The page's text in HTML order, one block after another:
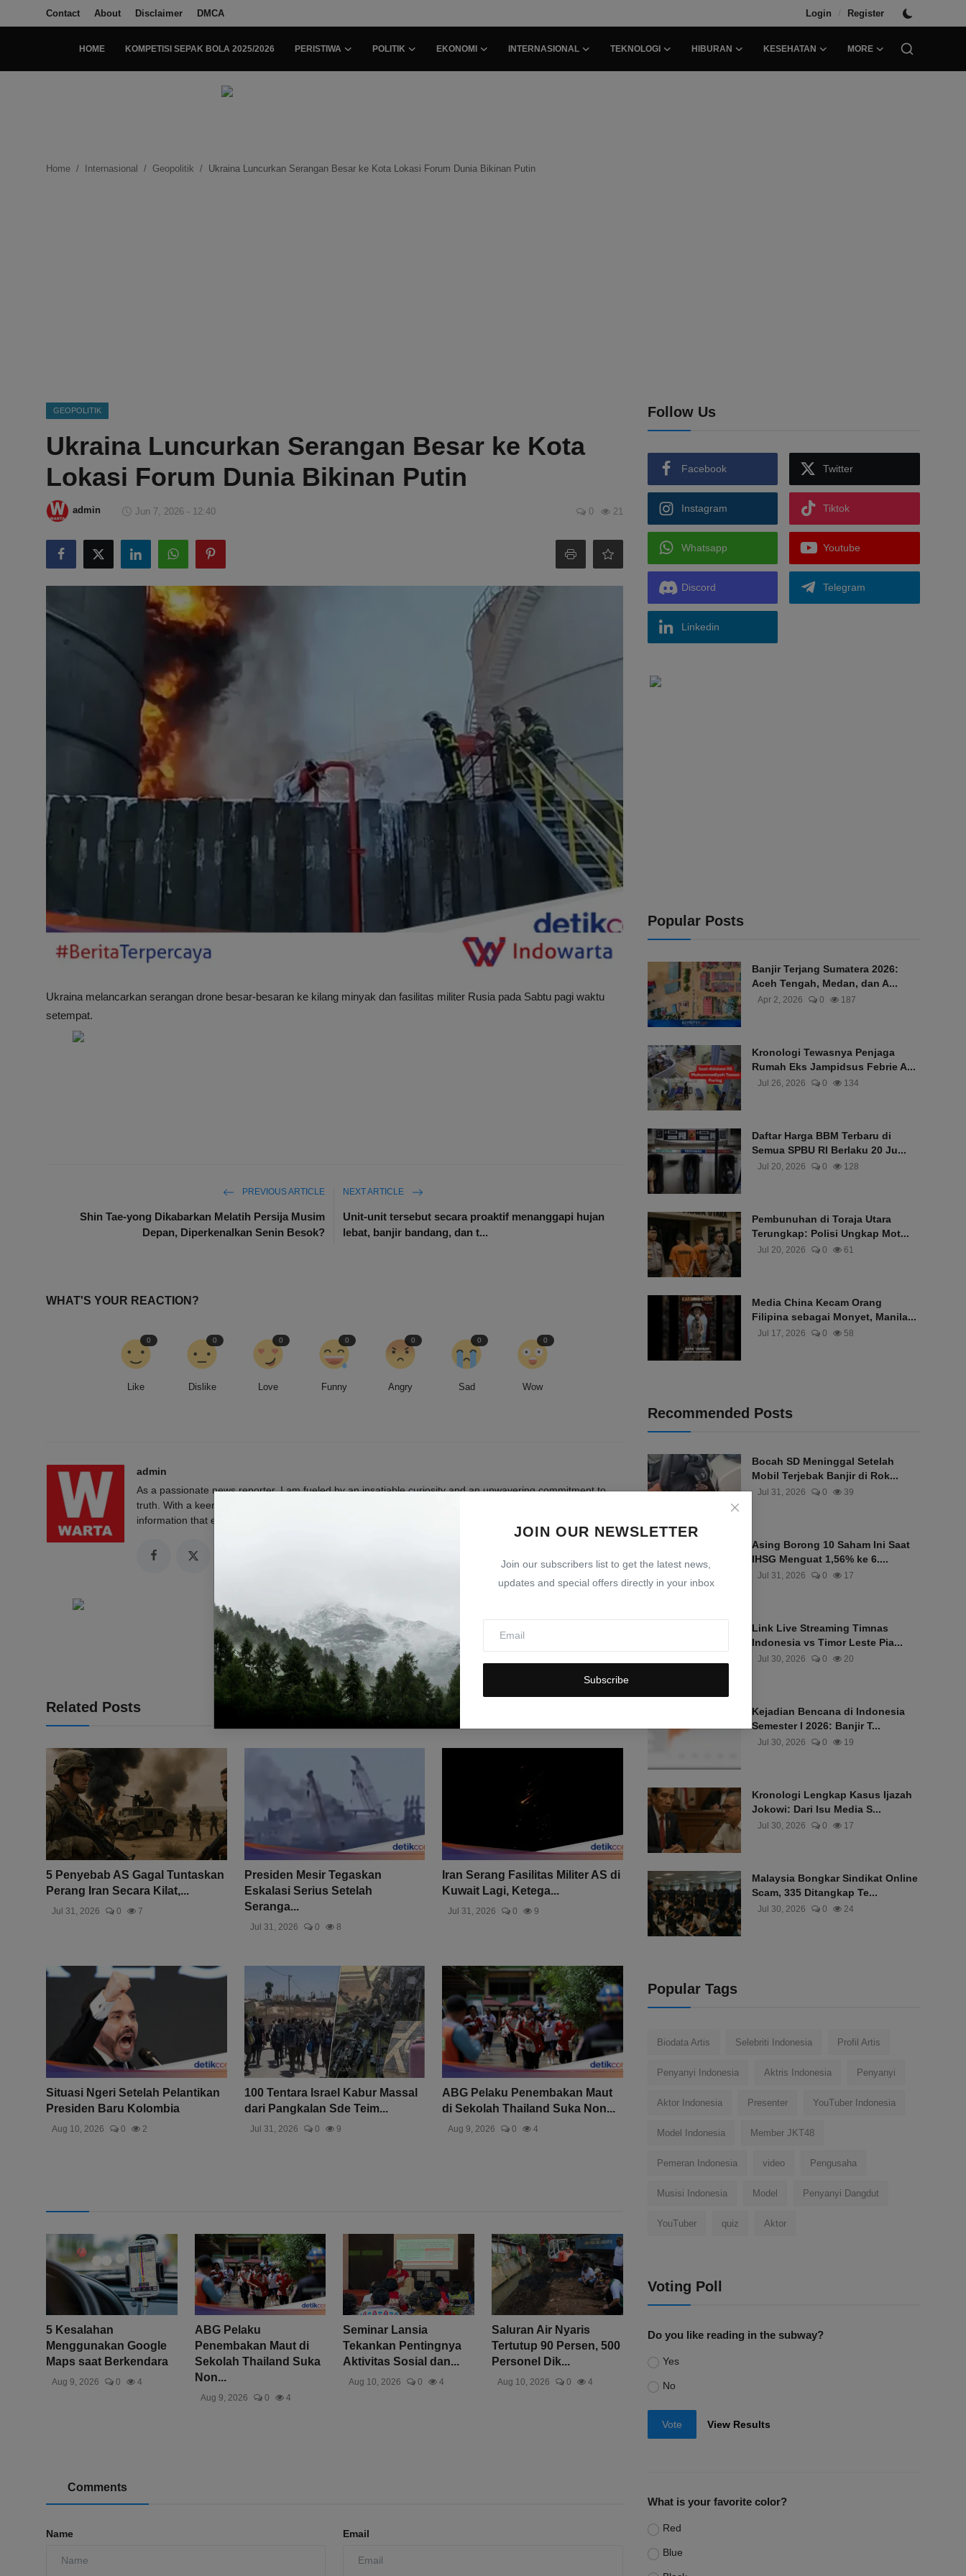
Contact About Disclaimer DMCA Login / Register
HOME KOMPETISI SEPAK BOLA 2025/2026 PERISTIWA POLITIK EKONOMI INTERNASIONAL TEKNOLOGI HIBURAN KESEHATAN MORE
Ekonomi
Internasional
Hiburan
Kesehatan
JOIN OUR NEWSLETTER
Join our subscribers list to get the latest news,
updates and special offers directly in your inbox
Subscribe
Home Internasional Geopolitik Ukraina Luncurkan Serangan Besar ke Kota Lokasi Forum Dunia Bikinan Putin
GEOPOLITIK
Ukraina Luncurkan Serangan Besar ke Kota
Lokasi Forum Dunia Bikinan Putin
admin Jun 7, 2026 - 12:40 0 21
Ukraina melancarkan serangan drone besar-besaran ke kilang minyak dan fasilitas militer Rusia pada Sabtu pagi waktu
setempat.
PREVIOUS ARTICLE
Shin Tae-yong Dikabarkan Melatih Persija Musim
Depan, Diperkenalkan Senin Besok?
NEXT ARTICLE
Unit-unit tersebut secara proaktif menanggapi hujan
lebat, banjir bandang, dan t...
WHAT'S YOUR REACTION?
Like
0
Dislike
0
Love
0
Funny
0
Angry
0
Sad
0
Wow
0
admin
As a passionate news reporter, I am fueled by an insatiable curiosity and an unwavering commitment to
truth. With a keen eye for detail and a relentless pursuit of stories, I strive to deliver timely and accurate
information that empowers and engages readers.
Related Posts
5 Penyebab AS Gagal Tuntaskan
Perang Iran Secara Kilat,...
Jul 31, 2026 0 7
Presiden Mesir Tegaskan
Eskalasi Serius Setelah
Seranga...
Jul 31, 2026 0 8
Iran Serang Fasilitas Militer AS di
Kuwait Lagi, Ketega...
Jul 31, 2026 0 9
Situasi Ngeri Setelah Pelantikan
Presiden Baru Kolombia
Aug 10, 2026 0 2
100 Tentara Israel Kabur Massal
dari Pangkalan Sde Teim...
Jul 31, 2026 0 9
ABG Pelaku Penembakan Maut
di Sekolah Thailand Suka Non...
Aug 9, 2026 0 4
5 Kesalahan
Menggunakan Google
Maps saat Berkendara
Aug 9, 2026 0 4
ABG Pelaku
Penembakan Maut di
Sekolah Thailand Suka
Non...
Aug 9, 2026 0 4
Seminar Lansia
Tekankan Pentingnya
Aktivitas Sosial dan...
Aug 10, 2026 0 4
Saluran Air Nyaris
Tertutup 90 Persen, 500
Personel Dik...
Aug 10, 2026 0 4
Comments
Name Email
Follow Us
Facebook Twitter
Instagram Tiktok
Whatsapp Youtube
Discord Telegram
Linkedin
Popular Posts
Banjir Terjang Sumatera 2026:
Aceh Tengah, Medan, dan A...
Apr 2, 2026 0 187
Kronologi Tewasnya Penjaga
Rumah Eks Jampidsus Febrie A...
Jul 26, 2026 0 134
Daftar Harga BBM Terbaru di
Semua SPBU RI Berlaku 20 Ju...
Jul 20, 2026 0 128
Pembunuhan di Toraja Utara
Terungkap: Polisi Ungkap Mot...
Jul 20, 2026 0 61
Media China Kecam Orang
Filipina sebagai Monyet, Manila...
Jul 17, 2026 0 58
Recommended Posts
Bocah SD Meninggal Setelah
Mobil Terjebak Banjir di Rok...
Jul 31, 2026 0 39
Asing Borong 10 Saham Ini Saat
IHSG Menguat 1,56% ke 6....
Jul 31, 2026 0 17
Link Live Streaming Timnas
Indonesia vs Timor Leste Pia...
Jul 30, 2026 0 20
Kejadian Bencana di Indonesia
Semester I 2026: Banjir T...
Jul 30, 2026 0 19
Kronologi Lengkap Kasus Ijazah
Jokowi: Dari Isu Media S...
Jul 30, 2026 0 17
Malaysia Bongkar Sindikat Online
Scam, 335 Ditangkap Te...
Jul 30, 2026 0 24
Popular Tags
Biodata Artis Selebriti Indonesia Profil Artis
Penyanyi Indonesia Aktris Indonesia Penyanyi
Aktor Indonesia Presenter YouTuber Indonesia
Model Indonesia Member JKT48
Pemeran Indonesia video Pengusaha
Musisi Indonesia Model Penyanyi Dangdut
YouTuber quiz Aktor
Voting Poll
Do you like reading in the subway?
Yes
No
Vote View Results
What is your favorite color?
Red
Blue